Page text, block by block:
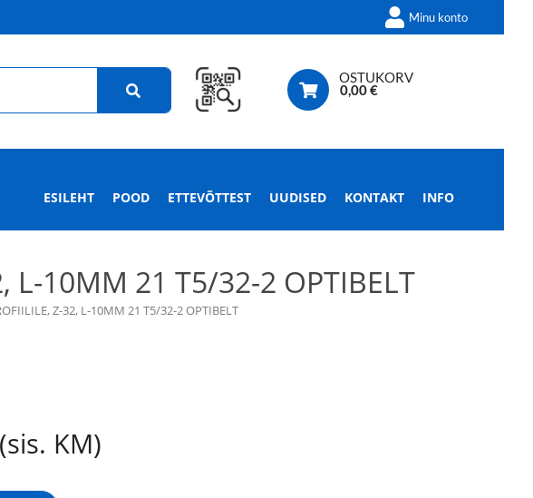
Minu konto
OSTUKORV
0,00€
ESILEHT POOD ETTEVÕTTEST UUDISED KONTAKT INFO
L-10MM 21 T5/32-2 OPTIBELT
Z-32, L-10MM 21 T5/32-2 OPTIBELT
(sis. KM)